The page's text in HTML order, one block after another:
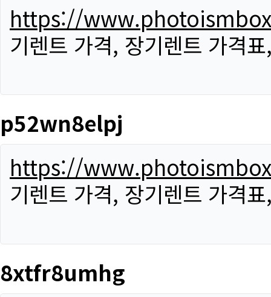
https://
기렌트 가격, 장기렌트 가격
p52wn8elpj
https://
기렌트 가격, 장기렌트 가격
8xtfr8umhg